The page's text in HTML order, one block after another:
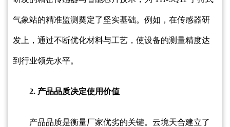
气象站的精准监测奠定了坚实基础。例如，在传感器研
发上，通过不断优化材料与工艺，使设备的测量精度达
到行业领先水平。
2. 产品品质决定使用价值
产品品质是衡量厂家优劣的关键。云境天合建立了